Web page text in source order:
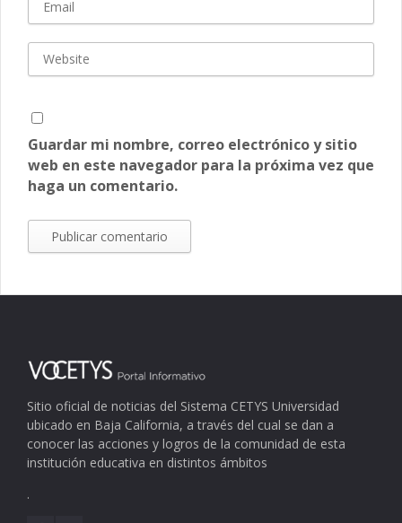
Guardar mi nombre, correo electrónico y sitio
web en este navegador para la próxima vez que
haga un comentario.
Sitio oficial de noticias del Sistema CETYS Universidad
ubicado en Baja California, a través del cual se dan a
conocer las acciones y logros de la comunidad de esta
institución educativa en distintos ámbitos
.